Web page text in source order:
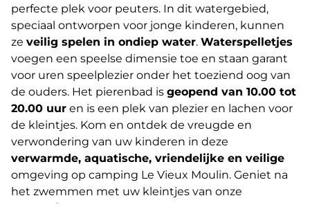
perfecte plek voor peuters. In dit watergebied,
speciaal ontworpen voor jonge kinderen, kunnen
ze veilig spelen in ondiep water. Waterspelletjes
voegen een speelse dimensie toe en staan garant
voor uren speelplezier onder het toeziend oog van
de ouders. Het pierenbad is geopend van 10.00 tot
20.00 uur en is een plek van plezier en lachen voor
de kleintjes. Kom en ontdek de vreugde en
verwondering van uw kinderen in deze
verwarmde, aquatische, vriendelijke en veilige
omgeving op camping Le Vieux Moulin. Geniet na
het zwemmen met uw kleintjes van onze